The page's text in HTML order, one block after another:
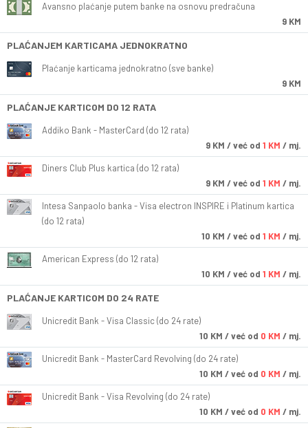
Avansno plaćanje putem banke na osnovu predračuna
9 KM
PLAĆANJEM KARTICAMA JEDNOKRATNO
Plaćanje karticama jednokratno (sve banke)
9 KM
PLAĆANJE KARTICOM DO 12 RATA
Addiko Bank - MasterCard (do 12 rata)
9 KM / već od 1 KM / mj.
Diners Club Plus kartica (do 12 rata)
9 KM / već od 1 KM / mj.
Intesa Sanpaolo banka - Visa electron INSPIRE i Platinum kartica
(do 12 rata)
10 KM / već od 1 KM / mj.
American Express (do 12 rata)
10 KM / već od 1 KM / mj.
PLAĆANJE KARTICOM DO 24 RATE
Unicredit Bank - Visa Classic (do 24 rate)
10 KM / već od 0 KM / mj.
Unicredit Bank - MasterCard Revolving (do 24 rate)
10 KM / već od 0 KM / mj.
Unicredit Bank - Visa Revolving (do 24 rate)
10 KM / već od 0 KM / mj.